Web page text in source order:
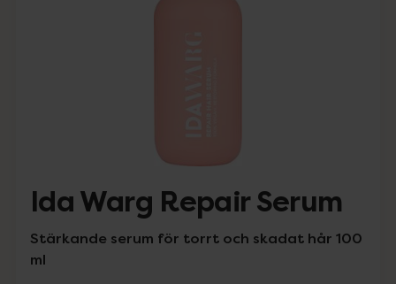
Ida Warg Repair Serum
Stärkande serum för torrt och skadat hår 100
ml